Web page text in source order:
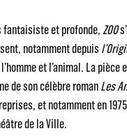
fantaisiste et profonde, ZOO
notamment depuis
et l’animal. La
de son célèbre romanLes
et notamment en
de la Ville.